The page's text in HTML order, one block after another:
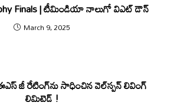
Finals | టీమిండియా నాలుగో విఎట్ డౌన్
March 9, 2025
జీ రేటింగ్‌ను సాధించిన వెల్‌స్పన్ లివింగ్
లిమిటెడ్ !